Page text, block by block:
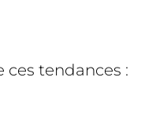
ces tendances :